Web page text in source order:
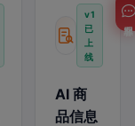
v1
已
上
线
AI 商
品信息